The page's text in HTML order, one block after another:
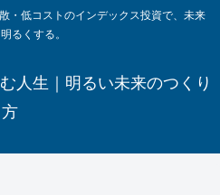
・低コストのインデックス投資で、未来
るくする。
人生｜明るい未来のつくり
方